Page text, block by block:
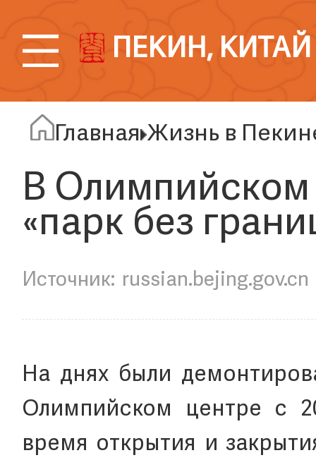
ПЕКИН, КИТАЙ
Главная Жизнь в
В Олимпийском
«парк без
russian.bejing.gov.cn
На днях были
Олимпийском центре с
время открытия и